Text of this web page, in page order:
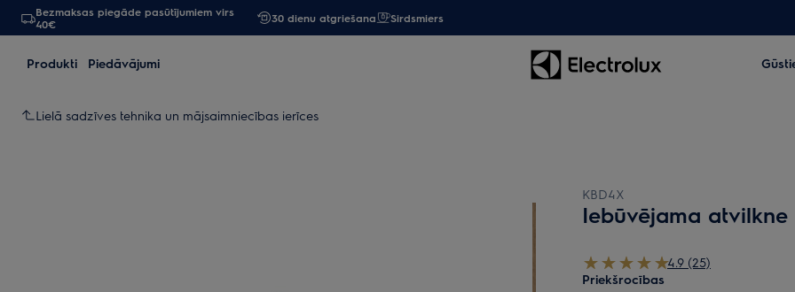
Bezmaksas piegāde pasūtījumiem virs
40€
30 dienu atgriešana Sirdsmiers
Produkti Piedāvājumi
Lielā sadzīves tehnika un mājsaimniecības ierīces
KBD4X
Iebūvējama atvilkne
4.9 (25)
Priekšrocības